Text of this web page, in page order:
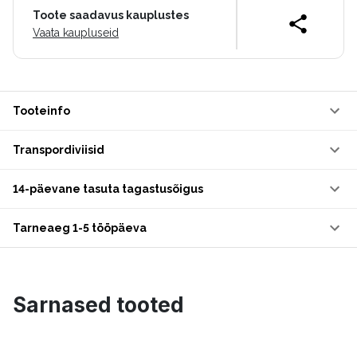
Toote saadavus kauplustes
Vaata kaupluseid
Tooteinfo
Transpordiviisid
14-päevane tasuta tagastusõigus
Tarneaeg 1-5 tööpäeva
Sarnased tooted